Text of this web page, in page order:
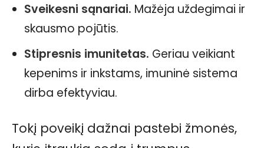
Sveikesni sąnariai. Mažėja uždegimai ir
skausmo pojūtis.
Stipresnis imunitetas. Geriau veikiant
kepenims ir inkstams, imuninė sistema
dirba efektyviau.
Tokį poveikį dažnai pastebi žmonės,